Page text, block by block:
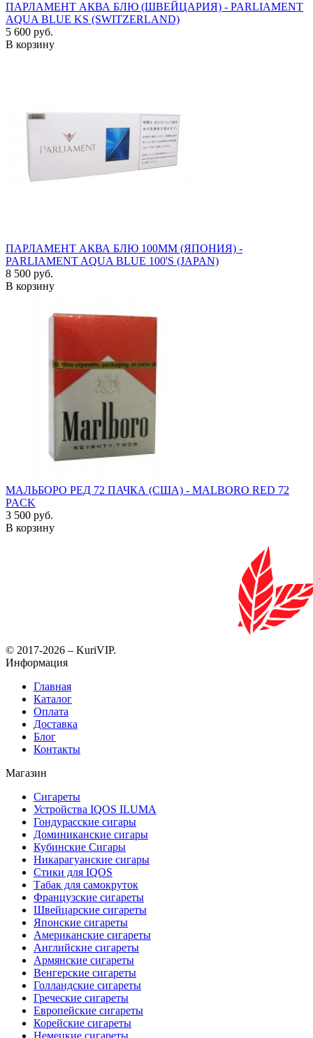
ПАРЛАМЕНТ АКВА БЛЮ (ШВЕЙЦАРИЯ) - PARLIAMENT
AQUA BLUE KS (SWITZERLAND)
5 600 руб.
В корзину
ПАРЛАМЕНТ АКВА БЛЮ 100ММ (ЯПОНИЯ) -
PARLIAMENT AQUA BLUE 100'S (JAPAN)
8 500 руб.
В корзину
МАЛЬБОРО РЕД 72 ПАЧКА (США) - MALBORO RED 72
PACK
3 500 руб.
В корзину
© 2017-2026 – KuriVIP.
Информация
Главная
Каталог
Оплата
Доставка
Блог
Контакты
Магазин
Сигареты
Устройства IQOS ILUMA
Гондурасские сигары
Доминиканские сигары
Кубинские Сигары
Никарагуанские сигары
Стики для IQOS
Табак для самокруток
Французские сигареты
Швейцарские сигареты
Японские сигареты
Американские сигареты
Английские сигареты
Армянские сигареты
Венгерские сигареты
Голландские сигареты
Греческие сигареты
Европейские сигареты
Корейские сигареты